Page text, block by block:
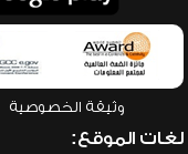
وثيقة الخصوصية
لغات الموقع: